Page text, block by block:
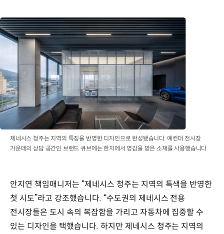
제네시스 청주는 지역의 특징을 반영한 디자인으로 완성됐습니다. 예컨대 전시장
가운데의 상담 공간인 브랜드 큐브에는 한지에서 영감을 받은 소재를 사용했습니다
안지연 책임매니저는 “제네시스 청주는 지역의 특색을 반영한
첫 시도”라고 강조했습니다. “수도권의 제네시스 전용
전시장들은 도시 속의 복잡함을 가리고 자동차에 집중할 수
있는 디자인을 택했습니다. 하지만 제네시스 청주는 지역의